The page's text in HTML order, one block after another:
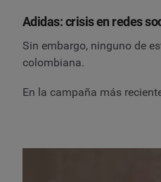
Adidas: crisis en redes
Sin embargo, ninguno de
colombiana.
En la campaña más